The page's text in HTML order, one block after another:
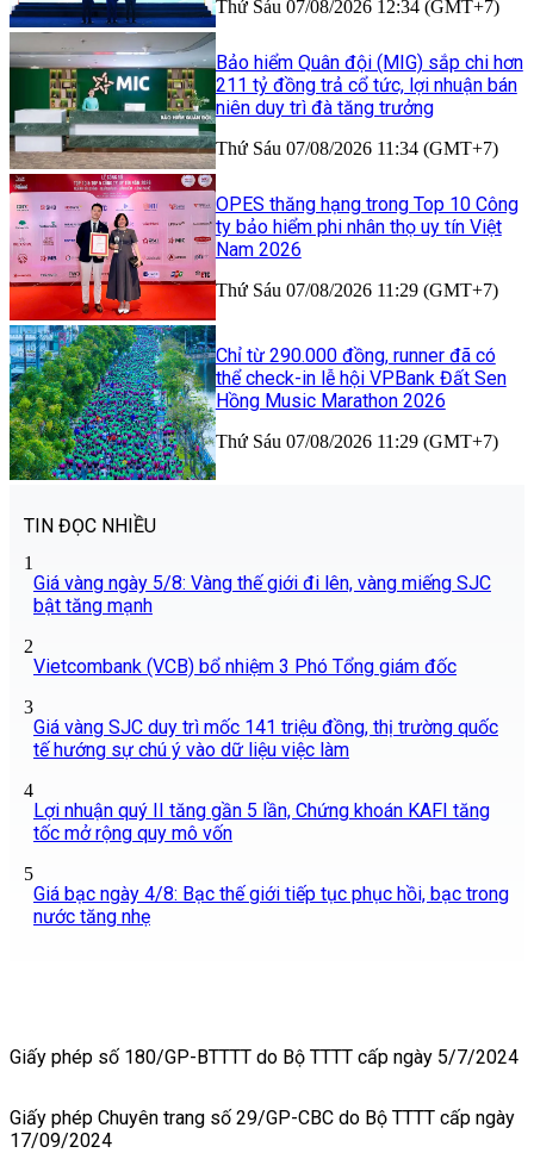
Thứ Sáu 07/08/2026 12:34 (GMT+7)
Bảo hiểm Quân đội (MIG) sắp chi hơn
211 tỷ đồng trả cổ tức, lợi nhuận bán
niên duy trì đà tăng trưởng
Thứ Sáu 07/08/2026 11:34 (GMT+7)
OPES thăng hạng trong Top 10 Công
ty bảo hiểm phi nhân thọ uy tín Việt
Nam 2026
Thứ Sáu 07/08/2026 11:29 (GMT+7)
Chỉ từ 290.000 đồng, runner đã có
thể check-in lễ hội VPBank Đất Sen
Hồng Music Marathon 2026
Thứ Sáu 07/08/2026 11:29 (GMT+7)
TIN ĐỌC NHIỀU
1
Giá vàng ngày 5/8: Vàng thế giới đi lên, vàng miếng SJC
bật tăng mạnh
2
Vietcombank (VCB) bổ nhiệm 3 Phó Tổng giám đốc
3
Giá vàng SJC duy trì mốc 141 triệu đồng, thị trường quốc
tế hướng sự chú ý vào dữ liệu việc làm
4
Lợi nhuận quý II tăng gần 5 lần, Chứng khoán KAFI tăng
tốc mở rộng quy mô vốn
5
Giá bạc ngày 4/8: Bạc thế giới tiếp tục phục hồi, bạc trong
nước tăng nhẹ
Giấy phép số 180/GP-BTTTT do Bộ TTTT cấp ngày 5/7/2024
Giấy phép Chuyên trang số 29/GP-CBC do Bộ TTTT cấp ngày
17/09/2024